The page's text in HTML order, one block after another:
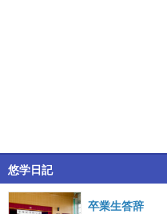
悠学日記
卒業生答辞